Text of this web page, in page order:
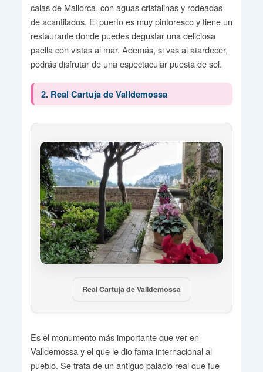
calas de Mallorca, con aguas cristalinas y rodeadas
de acantilados. El puerto es muy pintoresco y tiene un
restaurante donde puedes degustar una deliciosa
paella con vistas al mar. Además, si vas al atardecer,
podrás disfrutar de una espectacular puesta de sol.
2. Real Cartuja de Valldemossa
Real Cartuja de Valldemossa
Es el monumento más importante que ver en
Valldemossa y el que le dio fama internacional al
pueblo. Se trata de un antiguo palacio real que fue